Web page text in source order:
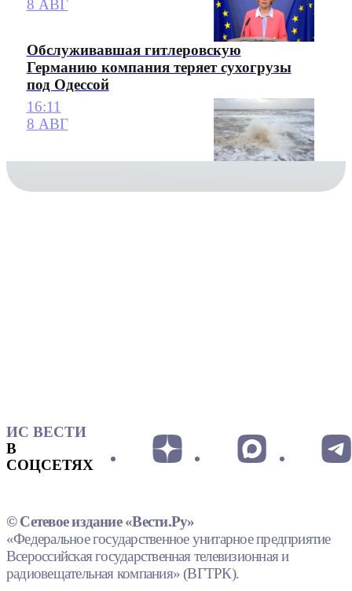
8 АВГ
Обслуживавшая гитлеровскую
Германию компания теряет сухогрузы
под Одессой
16:11
8 АВГ
ИС ВЕСТИ
В
СОЦСЕТЯХ
© Сетевое издание «Вести.Ру»
«Федеральное государственное унитарное предприятие
Всероссийская государственная телевизионная и
радиовещательная компания» (ВГТРК).